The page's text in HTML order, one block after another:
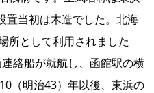
置当初は木造でした。北海
所として利用されました
絡船が就航し、函館駅の横
（明治43）年以後、東浜の